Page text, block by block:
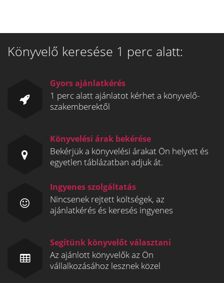
Könyvelő keresése 1 perc alatt:
Gyors ajánlatkérés
1 perc alatt ajánlatot kérhet a könyvelő-
szakemberektől
Könyvelési árak bekérése
Bekérjük a könyvelési árakat Ön helyett és
egyetlen táblázatban adjuk át.
Ingyenes szolgáltatás
Nincsenek rejtett költségek, az
ajánlatkérés és keresés ingyenes
Segítünk könyvelőt választani
Az ajánlott könyvelők az Ön
vállalkozásához lesznek közel